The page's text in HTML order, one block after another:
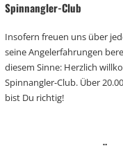
Spinnangler-Club
Insofern freuen uns über
seine Angelerfahrungen
diesem Sinne: Herzlich
Spinnangler-Club. Über
bist Du richtig!